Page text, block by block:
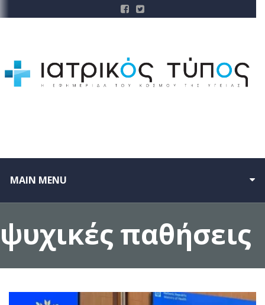
MAIN MENU
ψυχικές παθήσεις